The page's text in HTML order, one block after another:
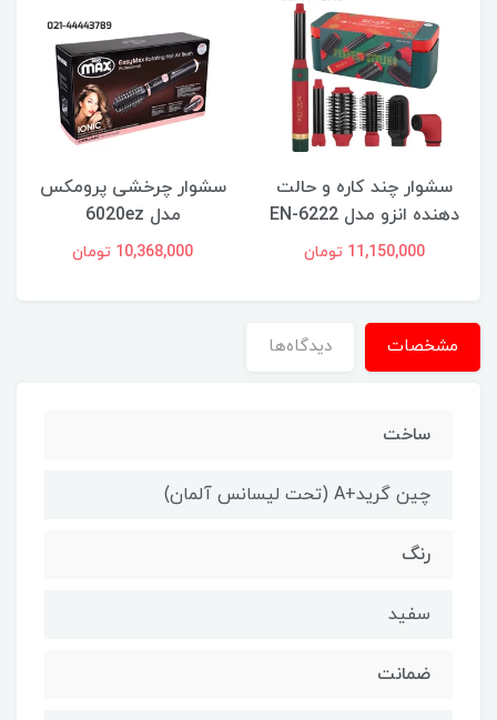
سشوار چند کاره و حالت
دهنده انزو مدل EN-6222
11,150,000 تومان
سشوار چرخشی پرومکس
مدل 6020ez
10,368,000 تومان
مشخصات دیدگاه‌ها
ساخت
چین گرید+A (تحت لیسانس آلمان)
رنگ
سفید
ضمانت